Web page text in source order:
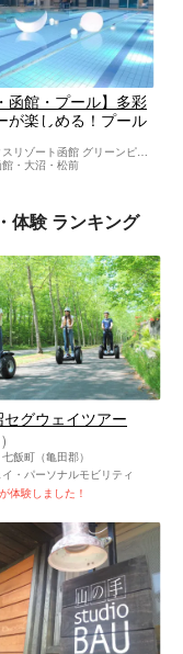
函館・プール】多彩
が楽しめる！プール
リブマックスリゾート函館 グリーンピア大沼
・大沼・松前
体験 ランキング
グウェイツアー
七飯町（亀田郡）
・パーソナルモビリティ
体験しました！